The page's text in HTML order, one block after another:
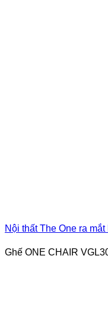
Nội thất The One ra
Ghế ONE CHAIR